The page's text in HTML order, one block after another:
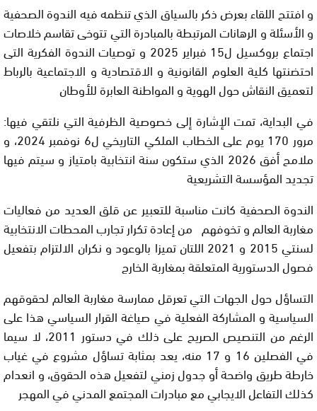
و افتتح اللقاء بعرض ذكر بالسياق الذي تنظمه فيه الندوة الصحفية
و الأسئلة و الرهانات المرتبطة بالمبادرة التي تتوخى تقاسم خلاصات
اجتماع بروكسيل ل15 فبراير 2025 و توصيات الندوة الفكرية التى
احتضنتها كلية العلوم القانونية و الاقتصادية و الاجتماعية بالرباط
لتعميق النقاش حول الهوية و المواطنة العابرة للأوطان
في البداية، تمت الإشارة إلى خصوصية الظرفية التي نلتقي فيها:
مرور 170 يوم على الخطاب الملكي التاريخي ل6 نوفمبر 2024، و
ملامح أفق 2026 الذي ستكون سنة انتخابية بامتياز و سيتم فيها
تجديد المؤسسة التشريعية
الندوة الصحفية كانت مناسبة للتعبير عن قلق العديد من فعاليات
مغاربة العالم و تخوفهم من إعادة تكرار تجارب المحطات الانتخابية
لسنتي 2015 و 2021 اللتان تميزا بالوعود و نكران الالتزام بتفعيل
فصول الدستورية المتعلقة بمغاربة الخارج
التساؤل حول الجهات التي تعرقل ممارسة مغاربة العالم لحقوقهم
السياسية و المشاركة الفعلية في صياغة القرار السياسي هذا على
الرغم من التنصيص الصريح على ذلك في دستور 2011، لا سيما
في الفصلين 16 و 17 منه، يعد بمثابة تساؤل مشروع في غياب
خارطة طريق واضحة أو جدول زمني لتفعيل هذه الحقوق، و انعدام
كذلك التفاعل الايجابي مع مبادرات المجتمع المدني في المهجر